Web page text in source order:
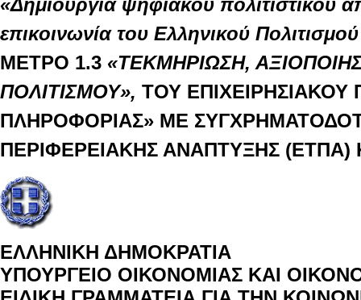
επικοινωνία του Ελληνικού
ΜΕΤΡΟ 1.3 «ΤΕΚΜΗΡΙΩΣΗ,
ΠΟΛΙΤΙΣΜΟΥ», ΤΟΥ
ΠΛΗΡΟΦΟΡΙΑΣ» ΜΕ
ΠΕΡΙΦΕΡΕΙΑΚΗΣ ΑΝΑΠΤΥΞΗΣ (ΕΤΠΑ)
ΕΛΛΗΝΙΚΗ ΔΗΜΟΚΡΑΤΙΑ
ΥΠΟΥΡΓΕΙΟ ΟΙΚΟΝΟΜΙΑΣ ΚΑΙ